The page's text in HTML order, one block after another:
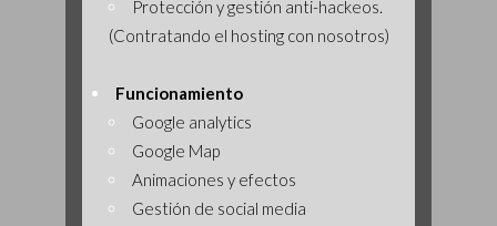
Protección y gestión anti-hackeos.
(Contratando el hosting con nosotros)
Funcionamiento
Google analytics
Google Map
Animaciones y efectos
Gestión de social media